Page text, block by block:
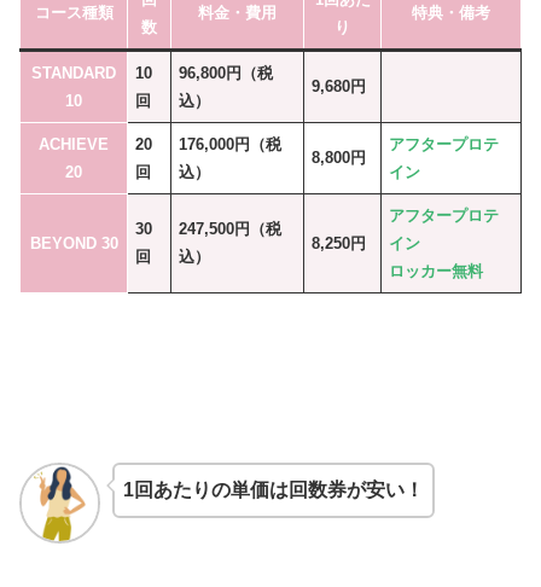
コース種類
数
料金・費用
り
特典・備考
STANDARD
10
10
回
96,800円（税
込）
9,680円
ACHIEVE
20
20
回
176,000円（税
込）
8,800円
アフタープロテ
イン
BEYOND 30
30
回
247,500円（税
込）
8,250円
アフタープロテ
イン
ロッカー無料
1回あたりの単価は回数券が安い！